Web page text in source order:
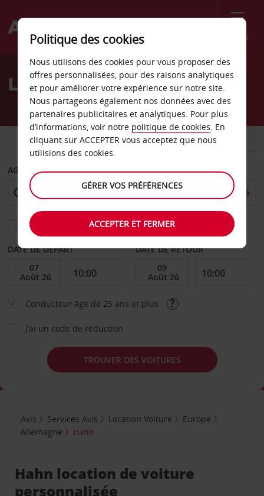
Menu
Welcome
AvisLocation de voiture Hahn
VOITURE UTILITAIRE
AGENCE DE DÉPART
Sélectionnez une autre agence de retour
DATE DE DÉPART DATE DE RETOUR
Conducteur âgé de 25 ans et plus
J’ai un code de réduction
TROUVER DES VOITURES
Avis Services Avis Location Voiture
Europe
Allemagne
Hahn
Hahn location de voiture
personnalisée
Politique des cookies
Nous utilisons des cookies pour vous proposer des
offres personnalisées, pour des raisons analytiques
et pour améliorer votre expérience sur notre site.
Nous partageons également nos données avec des
partenaires publicitaires et analytiques. Pour plus
d’informations, voir notre politique de cookies. En
cliquant sur ACCEPTER vous acceptez que nous
utilisions des cookies.
GÉRER VOS PRÉFÉRENCES
ACCEPTER ET FERMER